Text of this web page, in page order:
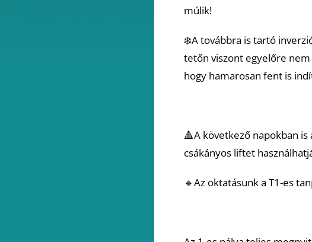
múlik!
❄️A továbbra is tartó
tetőn viszont egyelőre
hogy hamarosan fent is
🔺A következő napokban is
csákányos liftet
🔹Az oktatásunk a T1-es